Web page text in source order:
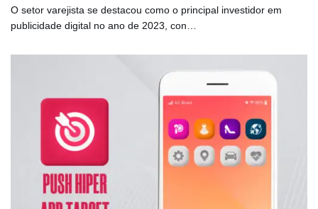
O setor varejista se destacou como o principal investidor em
publicidade digital no ano de 2023, con…